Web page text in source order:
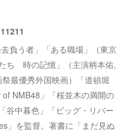
負う者」「ある職場」（東京
ち 時の記憶」（主演柄本佑,
最優秀外国映画）「道頓堀
NMB48」「桜並木の満開の
谷中暮色」「ビッグ・リバー
」を監督。著書に「まだ見ぬ